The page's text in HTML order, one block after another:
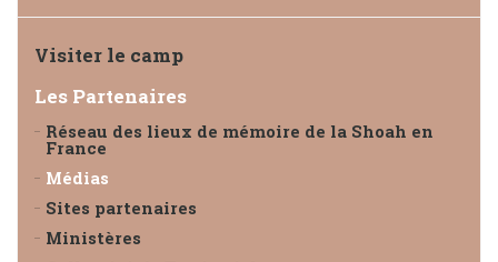
Visiter le camp
Les Partenaires
Réseau des lieux de mémoire de la Shoah en
France
Médias
Sites partenaires
Ministères